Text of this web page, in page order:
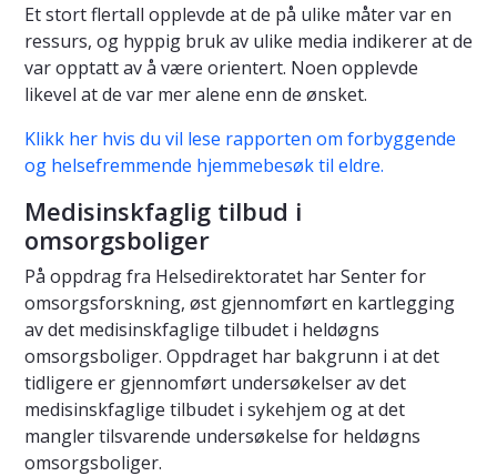
Et stort flertall opplevde at de på ulike måter var en
ressurs, og hyppig bruk av ulike media indikerer at de
var opptatt av å være orientert. Noen opplevde
likevel at de var mer alene enn de ønsket.
Klikk her hvis du vil lese rapporten om forbyggende
og helsefremmende hjemmebesøk til eldre.
Medisinskfaglig tilbud i
omsorgsboliger
På oppdrag fra Helsedirektoratet har Senter for
omsorgsforskning, øst gjennomført en kartlegging
av det medisinskfaglige tilbudet i heldøgns
omsorgsboliger. Oppdraget har bakgrunn i at det
tidligere er gjennomført undersøkelser av det
medisinskfaglige tilbudet i sykehjem og at det
mangler tilsvarende undersøkelse for heldøgns
omsorgsboliger.